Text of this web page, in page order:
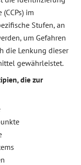
im
Stufen, an
um Gefahren
die Lenkung dieser
gewährleistet.
die zur